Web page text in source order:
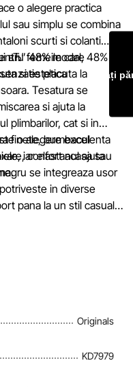
periodic informațiile de
eventualele erori în
o alegere practica
sau simplu se combina
scurti si colanti.
femeile care
si estetica
вЂ” 48% modal, 48%
placuta la
Tesatura se
si ajuta la
plimbarilor, cat si in
finete, bumbacul
iar elastanul ajuta
o alegere excelenta
confort acasa sau
se integreaza usor
in diverse
pana la un stil casual
este o optiune
Originals
KD7979
Lăsați